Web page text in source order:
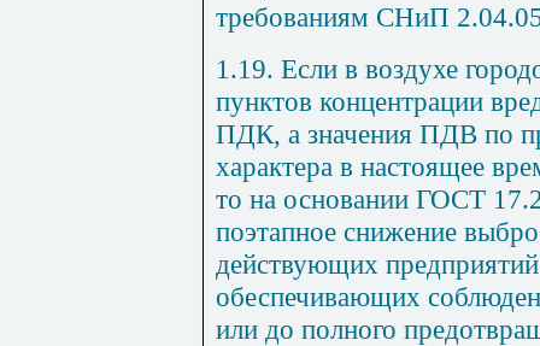
требованиям СНиП
1.19. Если в воздухе
пунктов концентрации
ПДК, а значения ПДВ по
характера в настоящее
то на основании ГОСТ
поэтапное снижение
действующих
обеспечивающих
или до полного